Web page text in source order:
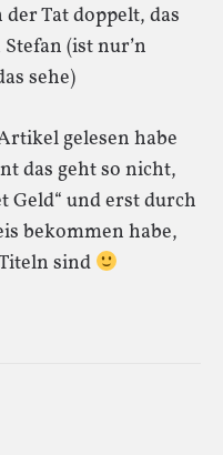
Tat doppelt, das
(ist nur’n
sehe)
gelesen habe
das geht so nicht,
Geld“ und erst durch
bekommen habe,
sind